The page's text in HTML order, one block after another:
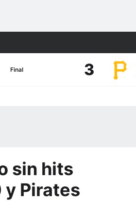
Final 3
sin hits
y Pirates